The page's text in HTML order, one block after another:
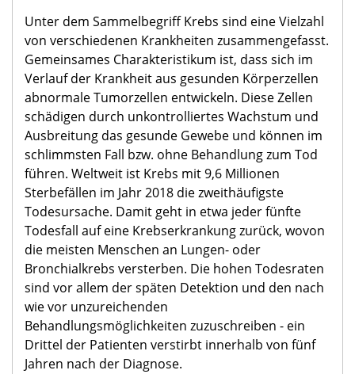
Unter dem Sammelbegriff Krebs sind eine Vielzahl
von verschiedenen Krankheiten zusammengefasst.
Gemeinsames Charakteristikum ist, dass sich im
Verlauf der Krankheit aus gesunden Körperzellen
abnormale Tumorzellen entwickeln. Diese Zellen
schädigen durch unkontrolliertes Wachstum und
Ausbreitung das gesunde Gewebe und können im
schlimmsten Fall bzw. ohne Behandlung zum Tod
führen. Weltweit ist Krebs mit 9,6 Millionen
Sterbefällen im Jahr 2018 die zweithäufigste
Todesursache. Damit geht in etwa jeder fünfte
Todesfall auf eine Krebserkrankung zurück, wovon
die meisten Menschen an Lungen- oder
Bronchialkrebs versterben. Die hohen Todesraten
sind vor allem der späten Detektion und den nach
wie vor unzureichenden
Behandlungsmöglichkeiten zuzuschreiben - ein
Drittel der Patienten verstirbt innerhalb von fünf
Jahren nach der Diagnose.